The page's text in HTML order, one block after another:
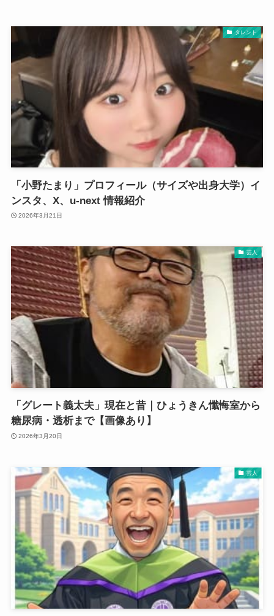
タレント
「小野たまり」プロフィール（サイズや出身大学）イ
ンスタ、X、u-next 情報紹介
2026年3月21日
芸人
「グレート義太夫」現在と昔｜ひょうきん懺悔室から
糖尿病・透析まで【画像あり】
2026年3月20日
芸人